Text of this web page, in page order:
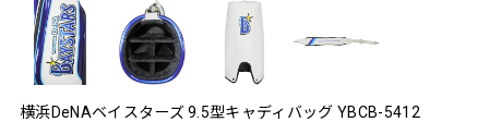
横浜DeNAベイスターズ 9.5型キャディバッグ YBCB-5412